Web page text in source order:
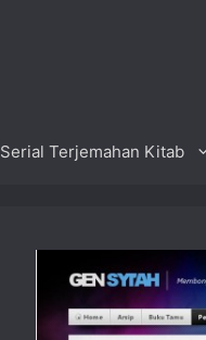
Serial Terjemahan Kitab